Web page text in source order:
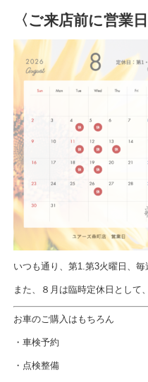
〈ご来店前に営業
いつも通り、第1.第3火曜日、毎
また、８月は臨時定休日として
お車のご購入はもちろん
・車検予約
・点検整備